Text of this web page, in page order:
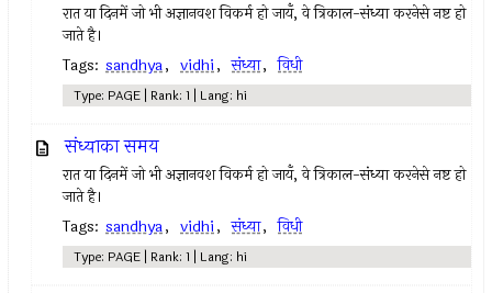
रात या दिनमें जो भी अज्ञानवश विकर्म हो जायँ, वे त्रिकाल-संध्या करनेसे नष्ट हो
जाते है।
Tags: sandhya, vidhi, संध्या, विधी
Type: PAGE | Rank: 1 | Lang: hi
संध्याका समय
रात या दिनमें जो भी अज्ञानवश विकर्म हो जायँ, वे त्रिकाल-संध्या करनेसे नष्ट हो
जाते है।
Tags: sandhya, vidhi, संध्या, विधी
Type: PAGE | Rank: 1 | Lang: hi